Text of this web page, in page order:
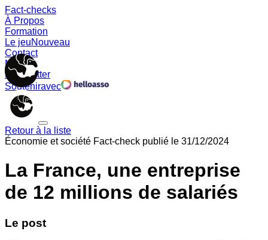
Fact-checks
À Propos
Formation
Le jeuNouveau
Contact
Memes
Newsletter
Souteniravec
Retour à la liste
Économie et société Fact-check publié le 31/12/2024
La France, une entreprise
de 12 millions de salariés
Le post